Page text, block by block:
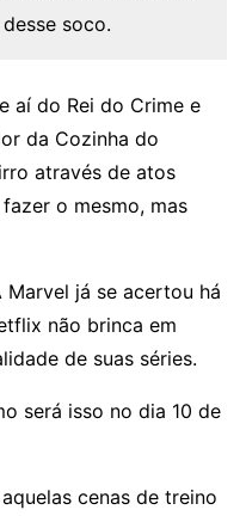
soco.
aí do Rei do Crime e
da Cozinha do
através de atos
o mesmo, mas
Marvel já se acertou há
não brinca em
de suas séries.
será isso no dia 10 de
cenas de treino